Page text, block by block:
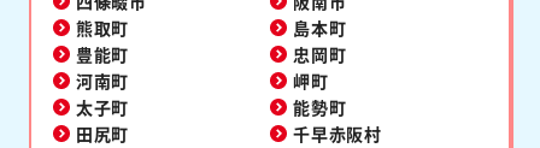
熊取町
島本町
豊能町
忠岡町
河南町
岬町
太子町
能勢町
田尻町
千早赤阪村